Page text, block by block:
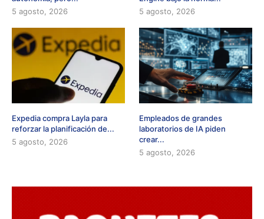
5 agosto, 2026
5 agosto, 2026
Expedia compra Layla para
reforzar la planificación de...
5 agosto, 2026
Empleados de grandes
laboratorios de IA piden
crear...
5 agosto, 2026